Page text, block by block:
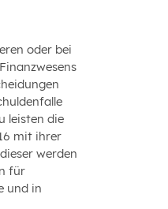
oder bei
leisten die
mit ihrer
werden
für
und in